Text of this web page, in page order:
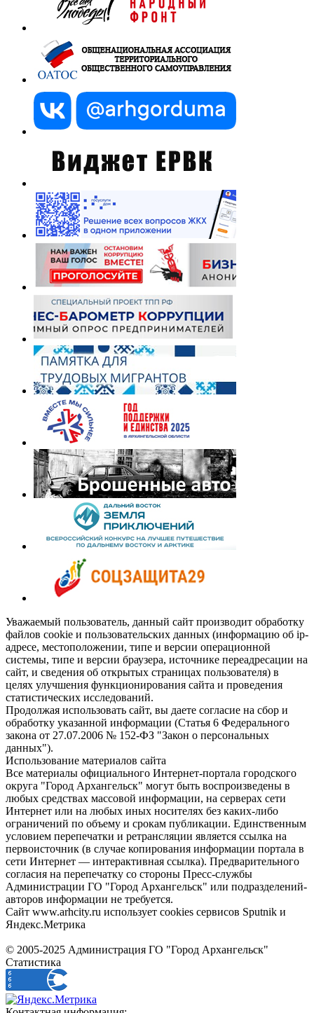
Уважаемый пользователь, данный сайт производит обработку
файлов cookie и пользовательских данных (информацию об ip-
адресе, местоположении, типе и версии операционной
системы, типе и версии браузера, источнике переадресации на
сайт, и сведения об открытых страницах пользователя) в
целях улучшения функционирования сайта и проведения
статистических исследований.
Продолжая использовать сайт, вы даете согласие на сбор и
обработку указанной информации (Статья 6 Федерального
закона от 27.07.2006 № 152-ФЗ "Закон о персональных
данных").
Использование материалов сайта
Все материалы официального Интернет-портала городского
округа "Город Архангельск" могут быть воспроизведены в
любых средствах массовой информации, на серверах сети
Интернет или на любых иных носителях без каких-либо
ограничений по объему и срокам публикации. Единственным
условием перепечатки и ретрансляции является ссылка на
первоисточник (в случае копирования информации портала в
сети Интернет — интерактивная ссылка). Предварительного
согласия на перепечатку со стороны Пресс-службы
Администрации ГО "Город Архангельск" или подразделений-
авторов информации не требуется.
Сайт www.arhcity.ru использует cookies сервисов Sputnik и
Яндекс.Метрика
© 2005-2025 Администрация ГО "Город Архангельск"
Статистика